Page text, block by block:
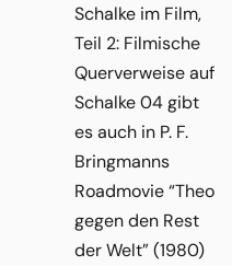
Schalke im Film,
Teil 2: Filmische
Querverweise auf
Schalke 04 gibt
es auch in P. F.
Bringmanns
Roadmovie “Theo
gegen den Rest
der Welt” (1980)